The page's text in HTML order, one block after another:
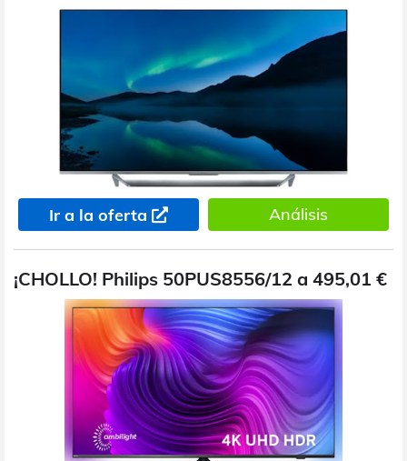
Ir a la oferta Análisis
¡CHOLLO! Philips 50PUS8556/12 a 495,01 €